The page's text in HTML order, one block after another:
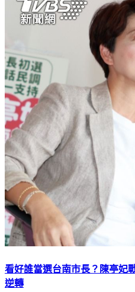
看好誰當選台南市長？陳亭妃
逆轉